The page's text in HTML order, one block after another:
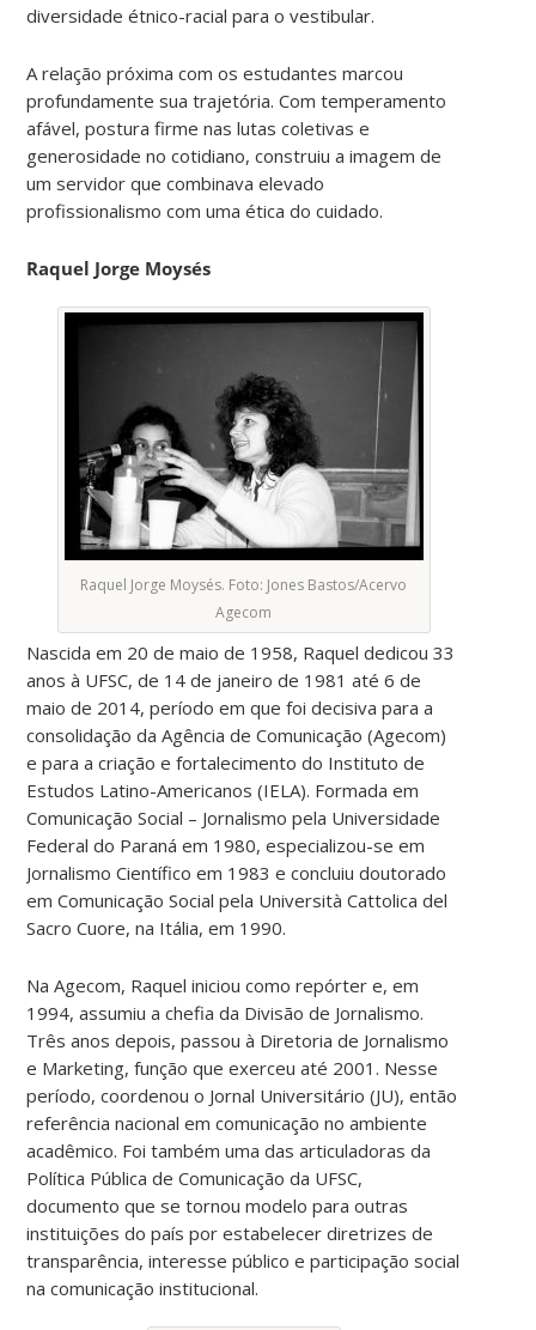
diversidade étnico-racial para o vestibular.
A relação próxima com os estudantes marcou
profundamente sua trajetória. Com temperamento
afável, postura firme nas lutas coletivas e
generosidade no cotidiano, construiu a imagem de
um servidor que combinava elevado
profissionalismo com uma ética do cuidado.
Raquel Jorge Moysés
Raquel Jorge Moysés. Foto: Jones Bastos/Acervo
Agecom
Nascida em 20 de maio de 1958, Raquel dedicou 33
anos à UFSC, de 14 de janeiro de 1981 até 6 de
maio de 2014, período em que foi decisiva para a
consolidação da Agência de Comunicação (Agecom)
e para a criação e fortalecimento do Instituto de
Estudos Latino-Americanos (IELA). Formada em
Comunicação Social – Jornalismo pela Universidade
Federal do Paraná em 1980, especializou-se em
Jornalismo Científico em 1983 e concluiu doutorado
em Comunicação Social pela Università Cattolica del
Sacro Cuore, na Itália, em 1990.
Na Agecom, Raquel iniciou como repórter e, em
1994, assumiu a chefia da Divisão de Jornalismo.
Três anos depois, passou à Diretoria de Jornalismo
e Marketing, função que exerceu até 2001. Nesse
período, coordenou o Jornal Universitário (JU), então
referência nacional em comunicação no ambiente
acadêmico. Foi também uma das articuladoras da
Política Pública de Comunicação da UFSC,
documento que se tornou modelo para outras
instituições do país por estabelecer diretrizes de
transparência, interesse público e participação social
na comunicação institucional.